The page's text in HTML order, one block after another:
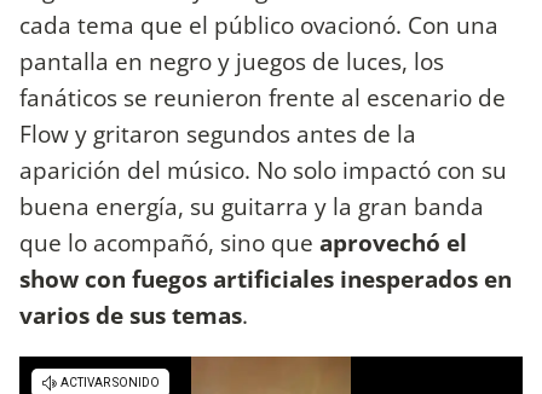
cada tema que el público ovacionó. Con una
pantalla en negro y juegos de luces, los
fanáticos se reunieron frente al escenario de
Flow y gritaron segundos antes de la
aparición del músico. No solo impactó con su
buena energía, su guitarra y la gran banda
que lo acompañó, sino que aprovechó el
show con fuegos artificiales inesperados en
varios de sus temas.